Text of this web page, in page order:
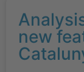
new